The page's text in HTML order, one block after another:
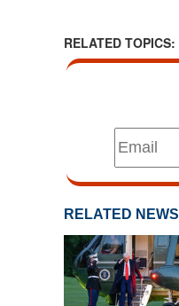
RELATED TOPICS:
RELATED NEWS